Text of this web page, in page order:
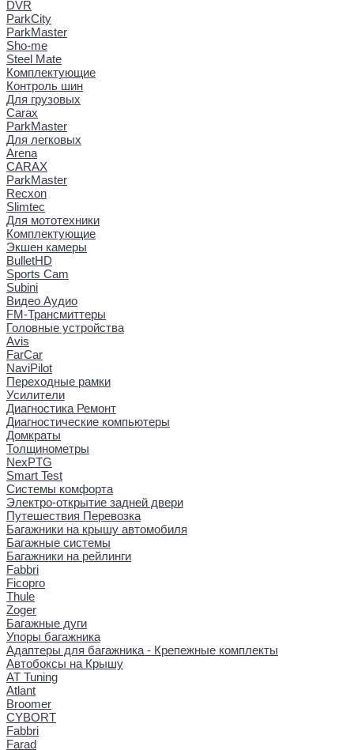
DVR
ParkCity
ParkMaster
Sho-me
Steel Mate
Комплектующие
Контроль шин
Для грузовых
Carax
ParkMaster
Для легковых
Arena
CARAX
ParkMaster
Recxon
Slimtec
Для мототехники
Комплектующие
Экшен камеры
BulletHD
Sports Cam
Subini
Видео Аудио
FM-Трансмиттеры
Головные устройства
Avis
FarCar
NaviPilot
Переходные рамки
Усилители
Диагностика Ремонт
Диагностические компьютеры
Домкраты
Толщинометры
NexPTG
Smart Test
Системы комфорта
Электро-открытие задней двери
Путешествия Перевозка
Багажники на крышу автомобиля
Багажные системы
Багажники на рейлинги
Fabbri
Ficopro
Thule
Zoger
Багажные дуги
Упоры багажника
Адаптеры для багажника - Крепежные комплекты
Автобоксы на Крышу
AT Tuning
Atlant
Broomer
CYBORT
Fabbri
Farad